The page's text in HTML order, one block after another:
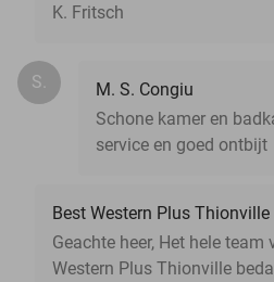
K. Fritsch
S.
M. S. Congiu
Schone kamer en
service en goed ontbijt
Best Western Plus Thionville
Geachte heer, Het hele team
Western Plus Thionville